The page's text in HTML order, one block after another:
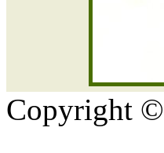
Copyright